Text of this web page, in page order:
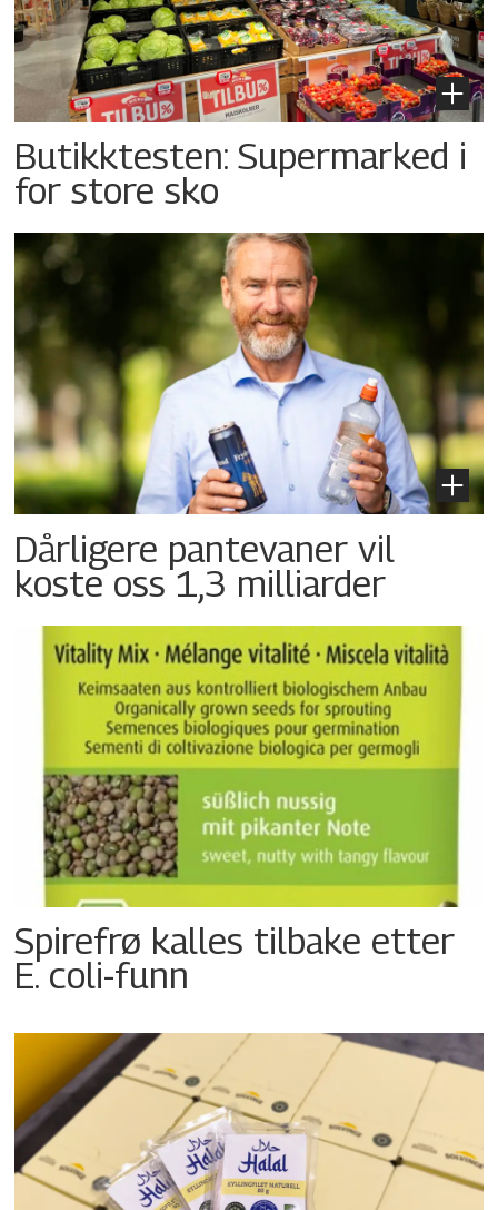
Butikktesten: Supermarked i
for store sko
Dårligere pantevaner vil
koste oss 1,3 milliarder
Spirefrø kalles tilbake etter
E. coli-funn